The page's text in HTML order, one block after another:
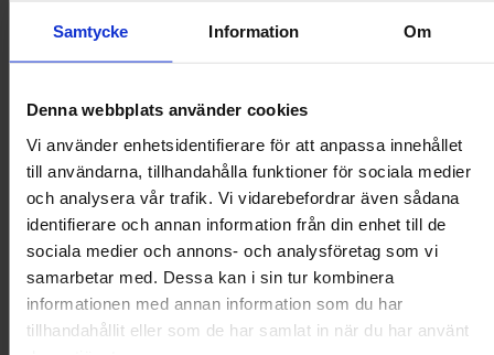
Samtycke Information Om
Denna webbplats använder cookies
Vi använder enhetsidentifierare för att anpassa innehållet
till användarna, tillhandahålla funktioner för sociala medier
och analysera vår trafik. Vi vidarebefordrar även sådana
identifierare och annan information från din enhet till de
sociala medier och annons- och analysföretag som vi
samarbetar med. Dessa kan i sin tur kombinera
informationen med annan information som du har
tillhandahållit eller som de har samlat in när du har använt
MTA-100 hylsdon 24AWG
TE Connectivity
Lagervara, 20 st
12 SEK
Enhet:
st
Köp